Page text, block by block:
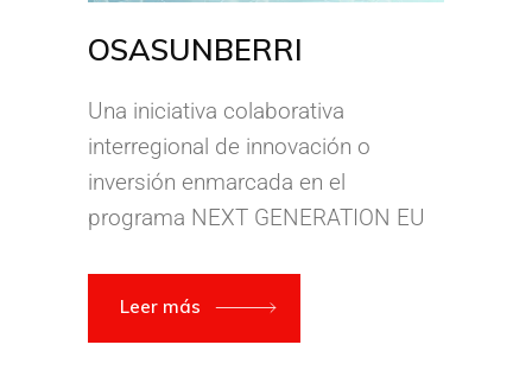
OSASUNBERRI
Una iniciativa colaborativa
interregional de innovación o
inversión enmarcada en el
programa NEXT GENERATION EU
Leer más